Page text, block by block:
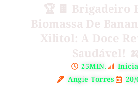
🏆 🍫 Brigadeiro
Biomassa De
Xilitol: A Doce
Saudável!
25MIN.
Angie Torres
20/